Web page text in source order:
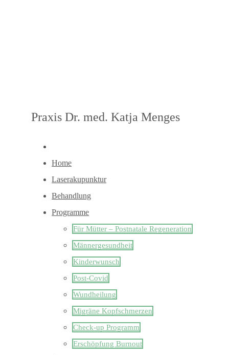
Praxis Dr. med. Katja Menges
Home
Laserakupunktur
Behandlung
Programme
Für Mütter – Postnatale Regeneration
Männergesundheit
Kinderwunsch
Post-Covid
Wundheilung
Migräne Kopfschmerzen
Check-up Programm
Erschöpfung Burnout